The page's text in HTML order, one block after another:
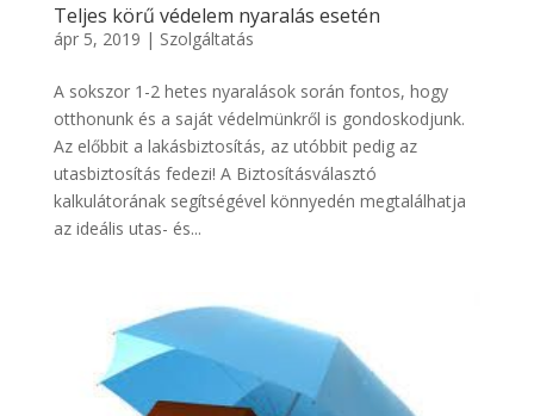
Teljes körű védelem nyaralás esetén
ápr 5, 2019 | Szolgáltatás
A sokszor 1-2 hetes nyaralások során fontos, hogy
otthonunk és a saját védelmünkről is gondoskodjunk.
Az előbbit a lakásbiztosítás, az utóbbit pedig az
utasbiztosítás fedezi! A Biztosításválasztó
kalkulátorának segítségével könnyedén megtalálhatja
az ideális utas- és...